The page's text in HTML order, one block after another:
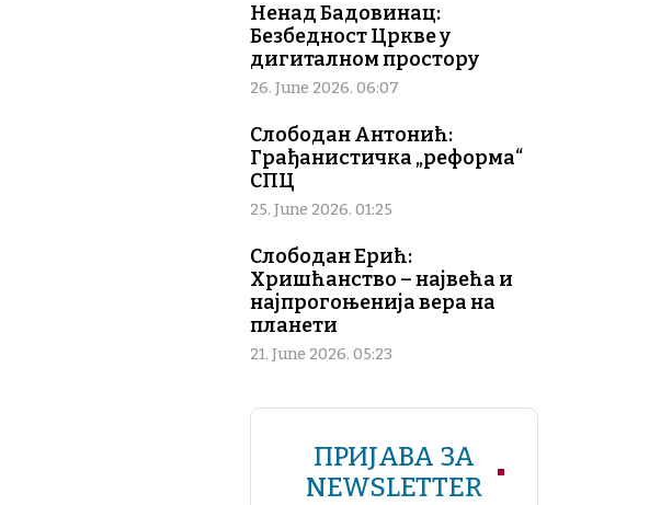
Ненад Бадовинац:
Безбедност Цркве у
дигиталном простору
26. June 2026. 06:07
Слободан Антонић:
Грађанистичка „реформа“
СПЦ
25. June 2026. 01:25
Слободан Ерић:
Хришћанство – највећа и
најпрогоњенија вера на
планети
21. June 2026. 05:23
ПРИЈАВА ЗА
NEWSLETTER